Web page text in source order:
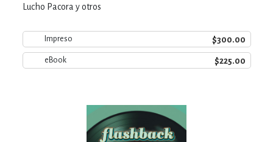
Lucho Pacora y otros
Impreso $300.00
eBook $225.00